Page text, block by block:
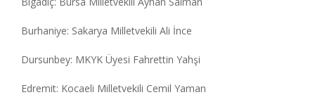
Burhaniye: Sakarya Milletvekili Ali İnce
Dursunbey: MKYK Üyesi Fahrettin Yahşi
Edremit: Kocaeli Milletvekili Cemil Yaman